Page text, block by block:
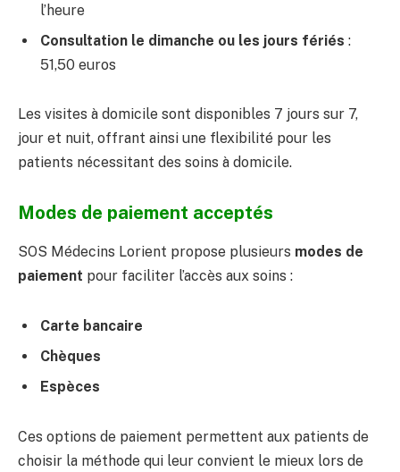
l’heure
Consultation le dimanche ou les jours fériés :
51,50 euros
Les visites à domicile sont disponibles 7 jours sur 7,
jour et nuit, offrant ainsi une flexibilité pour les
patients nécessitant des soins à domicile.
Modes de paiement acceptés
SOS Médecins Lorient propose plusieurs modes de
paiement pour faciliter l’accès aux soins :
Carte bancaire
Chèques
Espèces
Ces options de paiement permettent aux patients de
choisir la méthode qui leur convient le mieux lors de